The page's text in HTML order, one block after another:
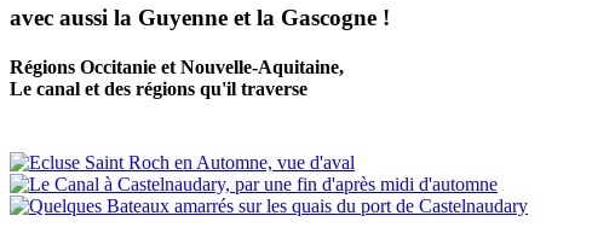
avec aussi la Guyenne et la Gascogne !
Régions Occitanie et Nouvelle-Aquitaine,
Le canal et des régions qu'il traverse